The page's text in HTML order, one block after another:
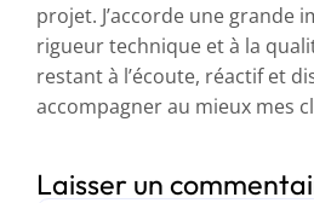
projet. J’accorde une grande
rigueur technique et à la
restant à l’écoute, réactif et
accompagner au mieux mes
Laisser un